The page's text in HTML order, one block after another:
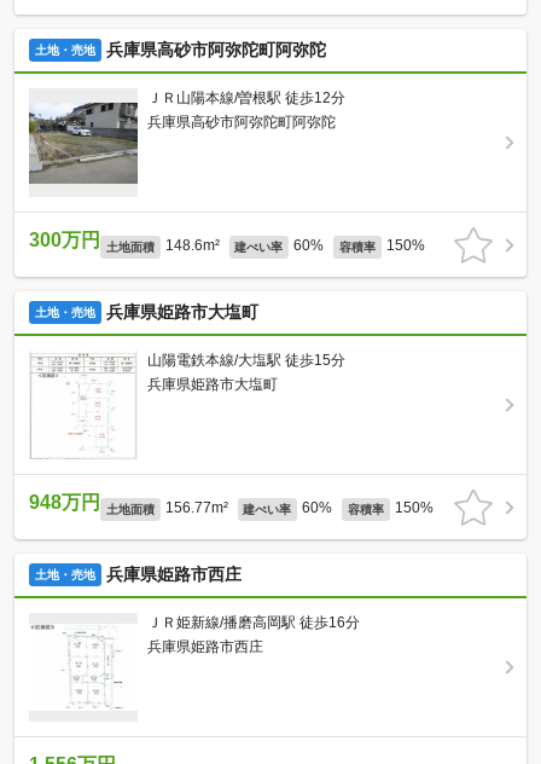
土地・売地 兵庫県高砂市阿弥陀町阿弥陀
ＪＲ山陽本線/曽根駅 徒歩12分
兵庫県高砂市阿弥陀町阿弥陀
300万円 土地面積 148.6m² 建ぺい率 60% 容積率 150%
土地・売地 兵庫県姫路市大塩町
山陽電鉄本線/大塩駅 徒歩15分
兵庫県姫路市大塩町
948万円 土地面積 156.77m² 建ぺい率 60% 容積率 150%
土地・売地 兵庫県姫路市西庄
ＪＲ姫新線/播磨高岡駅 徒歩16分
兵庫県姫路市西庄